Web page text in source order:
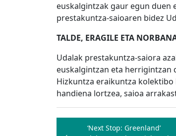
euskalgintzak gaur egun duen
prestakuntza-saioaren bidez
TALDE, ERAGILE ETA
Udalak prestakuntza-saiora
euskalgintzan eta herrigintzan
Hizkuntza eraikuntza
handiena lortzea, saioa
Bidalketetan
‘Next Stop: Greenland’